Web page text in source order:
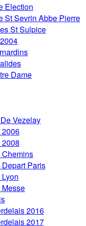
Election
St Sevrin Abbe Pierre
St Sulpice
Dame
Vezelay
2006
Paris
2016
2017